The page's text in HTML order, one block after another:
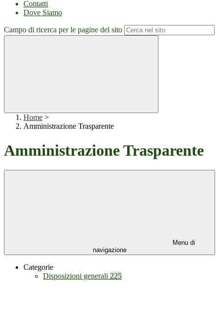
Contatti
Dove Siamo
Campo di ricerca per le pagine del sito
Home >
Amministrazione Trasparente
Amministrazione Trasparente
Menu di
navigazione
Categorie
Disposizioni generali 225